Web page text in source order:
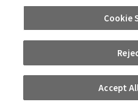
PRIVACY
COOKIE
DO
©Wella Operations US
WORKS実例集
Cookie
Accept